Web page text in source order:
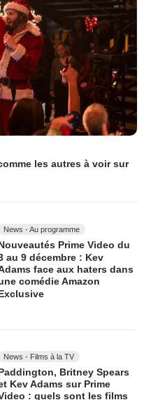
les autres à voir sur
News - Au programme
Nouveautés Prime Video du
au 9 décembre : Kev
face aux haters dans
comédie Amazon
News - Films à la TV
Britney Spears
Kev Adams sur Prime
: quels sont les films